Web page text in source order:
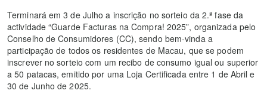
Terminará em 3 de Julho a inscrição no sorteio da 2.ª fase da
actividade “Guarde Facturas na Compra! 2025”, organizada pelo
Conselho de Consumidores (CC), sendo bem-vinda a
participação de todos os residentes de Macau, que se podem
inscrever no sorteio com um recibo de consumo igual ou superior
a 50 patacas, emitido por uma Loja Certificada entre 1 de Abril e
30 de Junho de 2025.